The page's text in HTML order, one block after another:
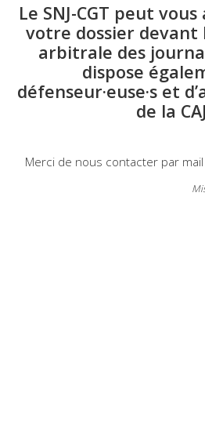
Le SNJ-CGT peut
votre dossier devant
arbitrale des
dispose
défenseur·euse·s et
de la
Merci de nous contacter par